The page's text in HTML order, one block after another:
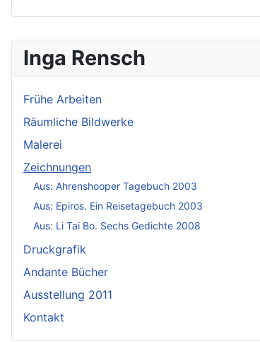
Inga Rensch
Frühe Arbeiten
Räumliche Bildwerke
Malerei
Zeichnungen
Aus: Ahrenshooper Tagebuch 2003
Aus: Epiros. Ein Reisetagebuch 2003
Aus: Li Tai Bo. Sechs Gedichte 2008
Druckgrafik
Andante Bücher
Ausstellung 2011
Kontakt